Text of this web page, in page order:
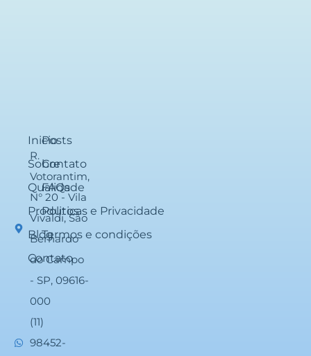
R.
Votorantim,
N° 20 - Vila
Vivaldi, São
Bernardo
do Campo
- SP, 09616-
000
(11)
98452-
Inicio
Sobre
Qualidade
Produtos
Blog
Contato
Posts
Contato
FAQs
Politicas e Privacidade
Termos e condições